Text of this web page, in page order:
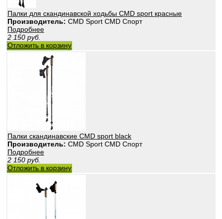
Палки для скандинавской ходьбы CMD sport красные
Производитель: CMD Sport CMD Спорт
Подробнее
2 150 руб.
Отложить в корзину
Палки скандинавские CMD sport black
Производитель: CMD Sport CMD Спорт
Подробнее
2 150 руб.
Отложить в корзину